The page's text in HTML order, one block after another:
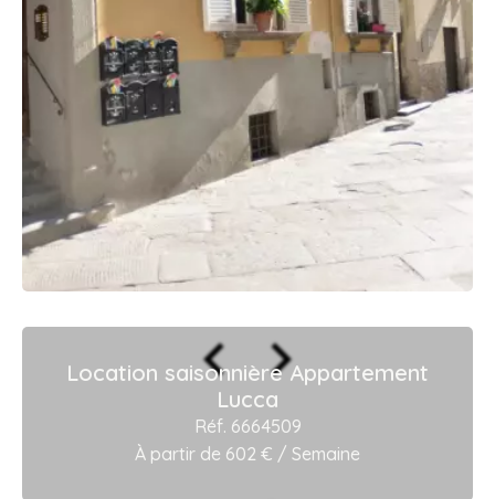
Location saisonnière Appartement
Lucca
Réf. 6664509
À partir de 602 € / Semaine